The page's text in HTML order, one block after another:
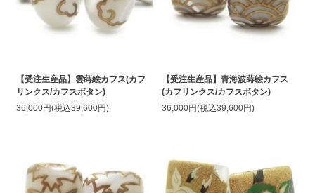
【受注生産品】雲蒔絵カフス(カフ
リンクス/カフスボタン)
36,000円(税込39,600円)
【受注生産品】青海波蒔絵カフス
(カフリンクス/カフスボタン)
36,000円(税込39,600円)